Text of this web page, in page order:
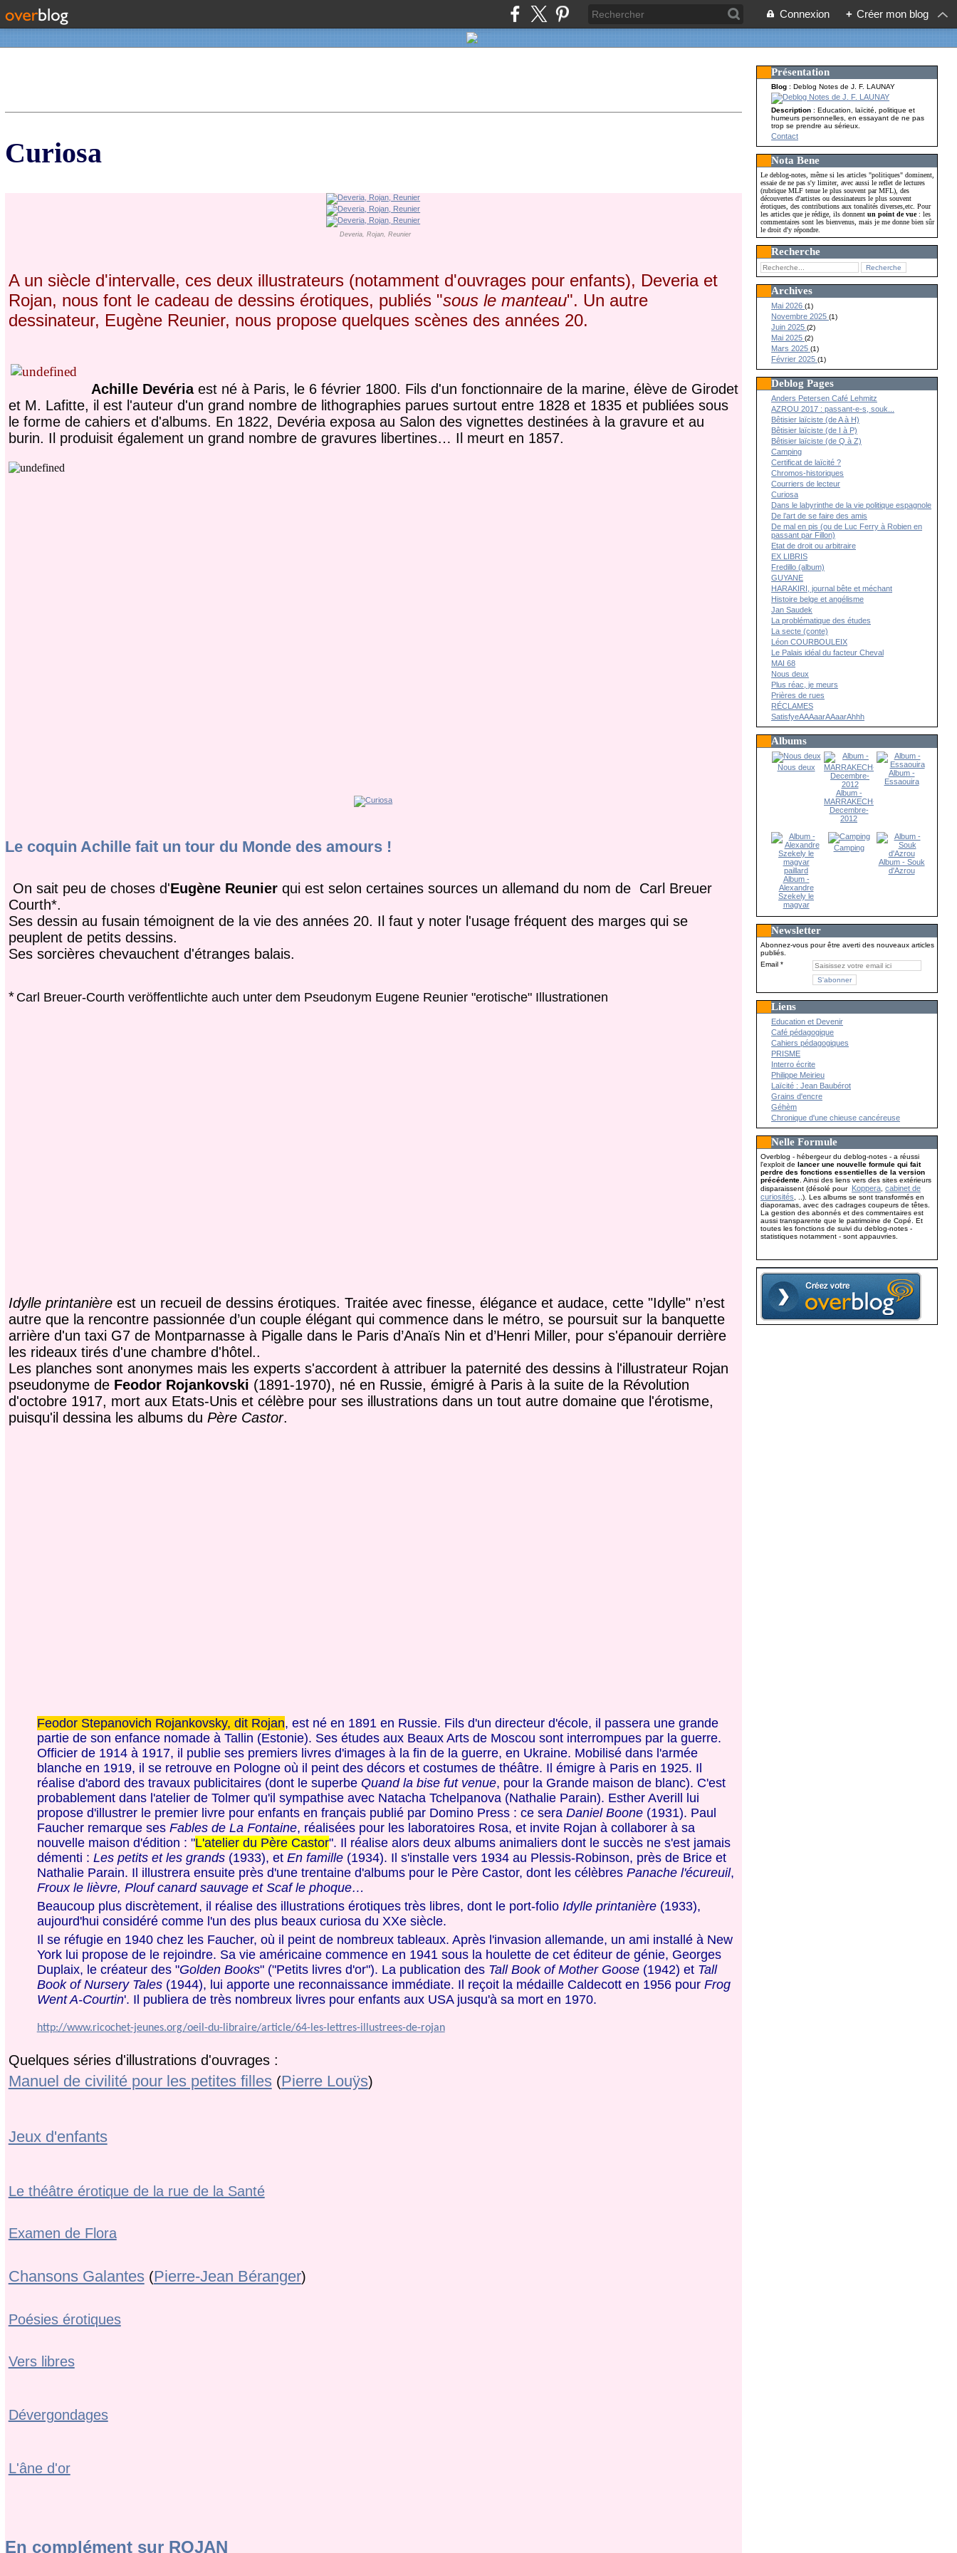
Connexion + Créer mon blog
Curiosa
Deveria, Rojan, Reunier
A un siècle d'intervalle, ces deux illustrateurs (notamment d'ouvrages pour enfants), Deveria et
Rojan, nous font le cadeau de dessins érotiques, publiés "sous le manteau". Un autre
dessinateur, Eugène Reunier, nous propose quelques scènes des années 20.
Achille Devériaest né à Paris, le 6 février 1800. Fils d'un fonctionnaire de la marine, élève de Girodet
et M. Lafitte, il est l'auteur d'un grand nombre de lithographies parues surtout entre 1828 et 1835 et publiées sous
le forme de cahiers et d'albums. En 1822, Devéria exposa au Salon des vignettes destinées à la gravure et au
burin. Il produisit également un grand nombre de gravures libertines… Il meurt en 1857.
Le coquin Achille fait un tour du Monde des amours !
On sait peu de choses d'Eugène Reunierqui est selon certaines sources un allemand du nom de Carl Breuer
Courth*.
Ses dessin au fusain témoignent de la vie des années 20. Il faut y noter l'usage fréquent des marges qui se
peuplent de petits dessins.
Ses sorcières chevauchent d'étranges balais.
* Carl Breuer-Courth veröffentlichte auch unter dem Pseudonym Eugene Reunier "erotische" Illustrationen
Idylle printanière est un recueil de dessins érotiques. Traitée avec finesse, élégance et audace, cette "Idylle" n’est
autre que la rencontre passionnée d’un couple élégant qui commence dans le métro, se poursuit sur la banquette
arrière d'un taxi G7 de Montparnasse à Pigalle dans le Paris d’Anaïs Nin et d’Henri Miller, pour s'épanouir derrière
les rideaux tirés d'une chambre d'hôtel..
Les planches sont anonymes mais les experts s'accordent à attribuer la paternité des dessins à l'illustrateur Rojan
pseudonyme de Feodor Rojankovski (1891-1970), né en Russie, émigré à Paris à la suite de la Révolution
d'octobre 1917, mort aux Etats-Unis et célèbre pour ses illustrations dans un tout autre domaine que l'érotisme,
puisqu'il dessina les albums du Père Castor.
Feodor Stepanovich Rojankovsky, dit Rojan, est né en 1891 en Russie. Fils d'un directeur d'école, il passera une grande
partie de son enfance nomade à Tallin (Estonie). Ses études aux Beaux Arts de Moscou sont interrompues par la guerre.
Officier de 1914 à 1917, il publie ses premiers livres d'images à la fin de la guerre, en Ukraine. Mobilisé dans l'armée
blanche en 1919, il se retrouve en Pologne où il peint des décors et costumes de théâtre. Il émigre à Paris en 1925. Il
réalise d'abord des travaux publicitaires (dont le superbe Quand la bise fut venue, pour la Grande maison de blanc). C'est
probablement dans l'atelier de Tolmer qu'il sympathise avec Natacha Tchelpanova (Nathalie Parain). Esther Averill lui
propose d'illustrer le premier livre pour enfants en français publié par Domino Press : ce sera Daniel Boone(1931). Paul
Faucher remarque ses Fables de La Fontaine, réalisées pour les laboratoires Rosa, et invite Rojan à collaborer à sa
nouvelle maison d'édition : "L'atelier du Père Castor". Il réalise alors deux albums animaliers dont le succès ne s'est jamais
démenti : Les petits et les grands(1933), et En famille(1934). Il s'installe vers 1934 au Plessis-Robinson, près de Brice et
Nathalie Parain. Il illustrera ensuite près d'une trentaine d'albums pour le Père Castor, dont les célèbres Panache l'écureuil,
Froux le lièvre, Plouf canard sauvage et Scaf le phoque…
Beaucoup plus discrètement, il réalise des illustrations érotiques très libres, dont le port-folio Idylle printanière(1933),
aujourd'hui considéré comme l'un des plus beaux curiosa du XXe siècle.
Il se réfugie en 1940 chez les Faucher, où il peint de nombreux tableaux. Après l'invasion allemande, un ami installé à New
York lui propose de le rejoindre. Sa vie américaine commence en 1941 sous la houlette de cet éditeur de génie, Georges
Duplaix, le créateur des "Golden Books" ("Petits livres d'or"). La publication des Tall Book of Mother Goose(1942) et Tall
Book of Nursery Tales(1944), lui apporte une reconnaissance immédiate. Il reçoit la médaille Caldecott en 1956 pour Frog
Went A-Courtin'. Il publiera de très nombreux livres pour enfants aux USA jusqu'à sa mort en 1970.
http://www.ricochet-jeunes.org/oeil-du-libraire/article/64-les-lettres-illustrees-de-rojan
Quelques séries d'illustrations d'ouvrages :
Manuel de civilité pour les petites filles(Pierre Louÿs)
Jeux d'enfants
Le théâtre érotique de la rue de la Santé
Examen de Flora
Chansons Galantes(Pierre-Jean Béranger)
Poésies érotiques
Vers libres
Dévergondages
L'âne d'or
En complément sur ROJAN
Présentation
Blog : Deblog Notes de J. F. LAUNAY
Description: Education, laïcité, politique et
humeurs personnelles, en essayant de ne pas
trop se prendre au sérieux.
Contact
Nota Bene
Le deblog-notes, même si les articles "politiques" dominent,
essaie de ne pas s'y limiter, avec aussi le reflet de lectures
(rubrique MLF tenue le plus souvent par MFL), des
découvertes d'artistes ou dessinateurs le plus souvent
érotiques, des contributions aux tonalités diverses,etc. Pour
les articles que je rédige, ils donnentun point de vue: les
commentaires sont les bienvenus, mais je me donne bien sûr
le droit d'y répondre.
Recherche
Archives
Mai 2026(1)
Novembre 2025(1)
Juin 2025(2)
Mai 2025(2)
Mars 2025(1)
Février 2025(1)
Deblog Pages
Anders Petersen Café Lehmitz
AZROU 2017 : passant-e-s, souk...
Bêtisier laïciste (de A à H)
Bêtisier laïciste (de I à P)
Bêtisier laïciste (de Q à Z)
Camping
Certificat de laïcité ?
Chromos-historiques
Courriers de lecteur
Curiosa
Dans le labyrinthe de la vie politique espagnole
De l’art de se faire des amis
De mal en pis (ou de Luc Ferry à Robien en
passant par Fillon)
Etat de droit ou arbitraire
EX LIBRIS
Fredillo (album)
GUYANE
HARAKIRI, journal bête et méchant
Histoire belge et angélisme
Jan Saudek
La problématique des études
La secte (conte)
Léon COURBOULEIX
Le Palais idéal du facteur Cheval
MAI 68
Nous deux
Plus réac, je meurs
Prières de rues
RÉCLAMES
SatisfyeAAAaarAAaarAhhh
Albums
Nous deux
Album -
MARRAKECH-
Decembre-
2012
Album -
Essaouira
Album -
Alexandre
Szekely le
magyar
Camping
Album - Souk
d'Azrou
Newsletter
Abonnez-vous pour être averti des nouveaux articles
publiés.
Email
Liens
Education et Devenir
Café pédagogique
Cahiers pédagogiques
PRISME
Interro écrite
Philippe Meirieu
Laïcité : Jean Baubérot
Grains d'encre
Géhèm
Chronique d'une chieuse cancéreuse
Nelle Formule
Overblog - hébergeur du deblog-notes - a réussi
l'exploit delancer une nouvelle formule qui fait
perdre des fonctions essentielles de la version
précédente . Ainsi des liens vers des sites extérieurs
disparaissent (désolé pour Koppera ,cabinet de
curiosités , ..). Les albums se sont transformés en
diaporamas, avec des cadrages coupeurs de têtes.
La gestion des abonnés et des commentaires est
aussi transparente que le patrimoine de Copé. Et
toutes les fonctions de suivi du deblog-notes -
statistiques notamment - sont appauvries.